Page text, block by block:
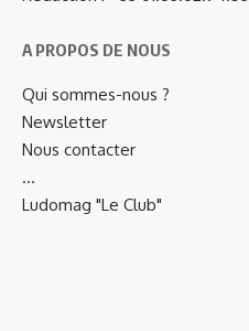
A PROPOS DE NOUS
Qui sommes-nous ?
Newsletter
Nous contacter
…
Ludomag "Le Club"